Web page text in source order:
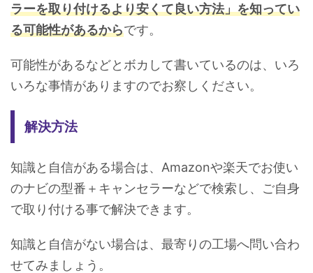
ラーを取り付けるより安くて良い方法」を知ってい
る可能性があるからです。
可能性があるなどとボカして書いているのは、いろ
いろな事情がありますのでお察しください。
解決方法
知識と自信がある場合は、Amazonや楽天でお使い
のナビの型番＋キャンセラーなどで検索し、ご自身
で取り付ける事で解決できます。
知識と自信がない場合は、最寄りの工場へ問い合わ
せてみましょう。